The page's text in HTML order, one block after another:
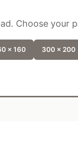
Choose your
x 160 300 x 200